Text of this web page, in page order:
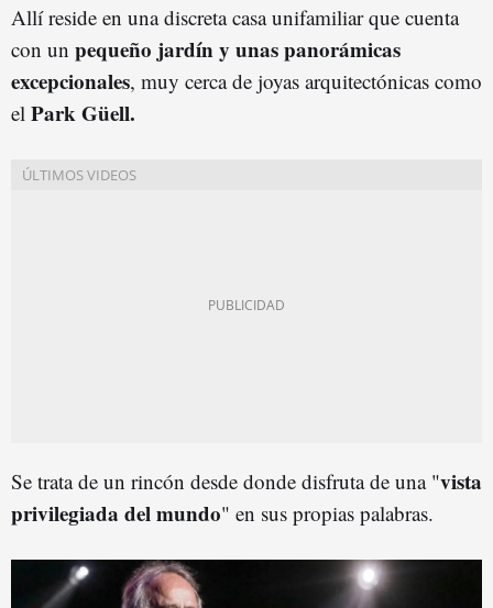
Allí reside en una discreta casa unifamiliar que cuenta
con un pequeño jardín y unas panorámicas
excepcionales, muy cerca de joyas arquitectónicas como
el Park Güell.
Se trata de un rincón desde donde disfruta de una "vista
privilegiada del mundo" en sus propias palabras.